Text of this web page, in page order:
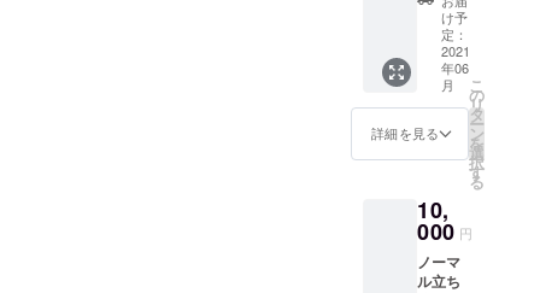
す。) ＋
ノーマ
ル立ち
絵を利
用した
ポスト
カード
(JPEG)
＋
eチャン
ネルに
て支援
者様の
お名前
け予
定：
2021
年06
月
詳細を見る
こ
の
リ
タ
ー
ン
を
選
択
す
る
10,
000 円
ノーマ
ル立ち